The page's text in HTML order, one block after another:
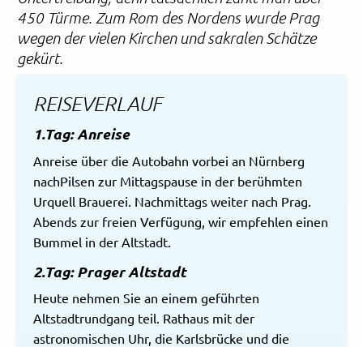
450 Türme. Zum Rom des Nordens wurde Prag
wegen der vielen Kirchen und sakralen Schätze
gekürt.
REISEVERLAUF
1.Tag: Anreise
Anreise über die Autobahn vorbei an Nürnberg
nachPilsen zur Mittagspause in der berühmten
Urquell Brauerei. Nachmittags weiter nach Prag.
Abends zur freien Verfügung, wir empfehlen einen
Bummel in der Altstadt.
2.Tag: Prager Altstadt
Heute nehmen Sie an einem geführten
Altstadtrundgang teil. Rathaus mit der
astronomischen Uhr, die Karlsbrücke und die